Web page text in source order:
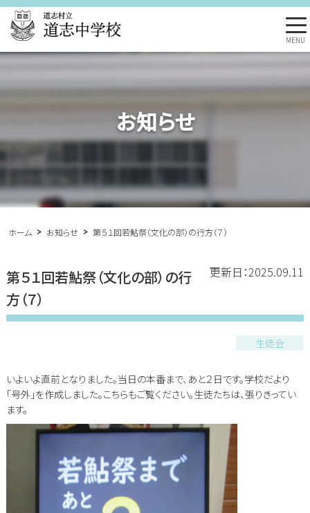
MENU
お知らせ
ホーム お知らせ 第５１回若鮎祭（文化の部）の行方（７）
更新日：2025.09.11
第５１回若鮎祭（文化の部）の行
方（７）
生徒会
いよいよ直前となりました。当日の本番まで、あと２日です。学校だより
「号外」を作成しました。こちらもご覧ください。生徒たちは、張りきってい
ます。